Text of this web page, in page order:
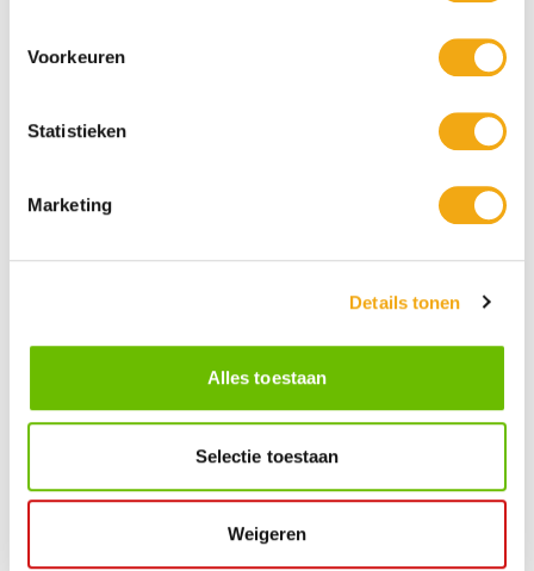
Voorkeuren
Statistieken
Marketing
Details tonen
Alles toestaan
Selectie toestaan
Weigeren
Persoonlijke klantenservice
vakkundige klantenservice klaar.
Stijlvolle kunstobjecten voor elke smaak, interieur en/of tuin.